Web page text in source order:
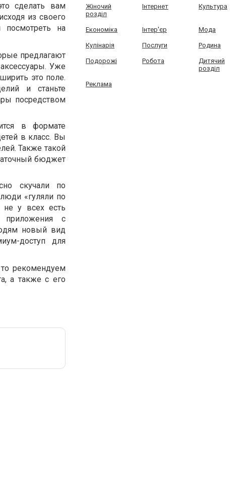
сделать вам
из своего
посмотреть на
предлагают
Уже
это поле.
и станьте
посредством
в формате
в класс. Вы
Также такой
бюджет
скучали по
«гуляли по
не у всех есть
приложения с
новый вид
доступ для
рекомендуем
а также с его
Жіночий
розділ
Інтернет Культура
Економіка Інтер'єр Мода
Кулінарія Послуги Родина
Подорожі Робота
Дитячий
розділ
Реклама